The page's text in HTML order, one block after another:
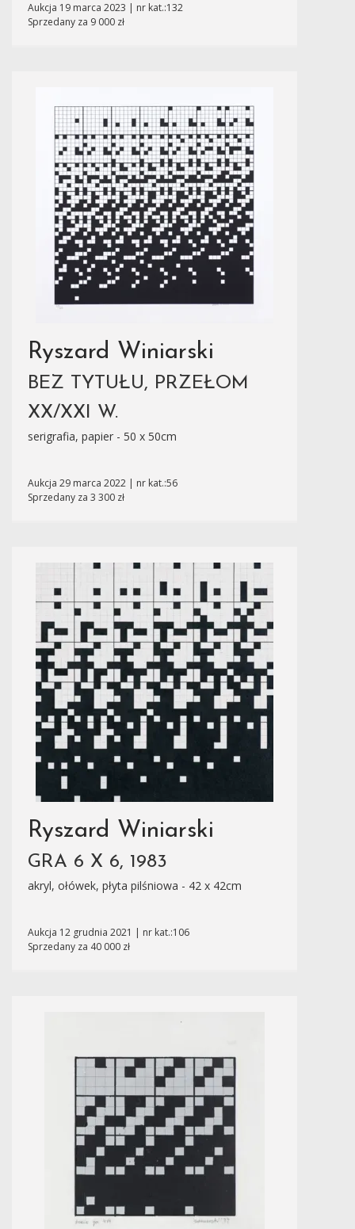
Aukcja 19 marca 2023 | nr kat.:132
Sprzedany za 9 000 zł
Ryszard Winiarski
BEZ TYTUŁU, PRZEŁOM
XX/XXI W.
serigrafia, papier - 50 x 50cm
Aukcja 29 marca 2022 | nr kat.:56
Sprzedany za 3 300 zł
Ryszard Winiarski
GRA 6 X 6, 1983
akryl, ołówek, płyta pilśniowa - 42 x 42cm
Aukcja 12 grudnia 2021 | nr kat.:106
Sprzedany za 40 000 zł